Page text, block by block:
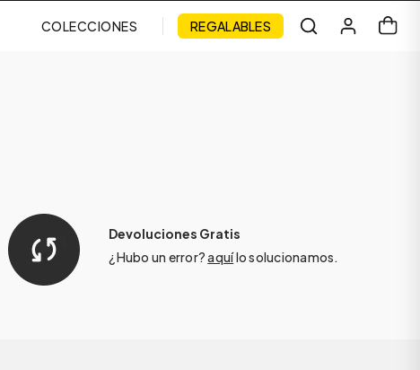
COLECCIONES REGALABLES
Devoluciones Gratis
¿Hubo un error?aquílo solucionamos.